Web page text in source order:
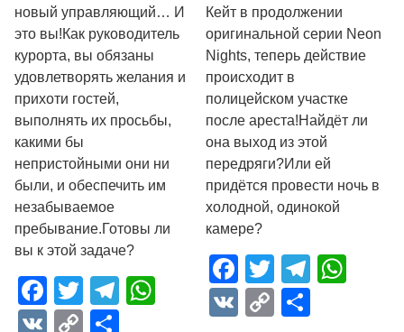
новый управляющий… И
это вы!Как руководитель
курорта, вы обязаны
удовлетворять желания и
прихоти гостей,
выполнять их просьбы,
какими бы
непристойными они ни
были, и обеспечить им
незабываемое
пребывание.Готовы ли
вы к этой задаче?
Facebook
TwitterTelegram
WhatsApp
VK CopyОтправить
Кейт в продолжении
оригинальной серии Neon
Nights, теперь действие
происходит в
полицейском участке
после ареста!Найдёт ли
она выход из этой
передряги?Или ей
придётся провести ночь в
холодной, одинокой
камере?
Facebook
Twitter
VK Copy